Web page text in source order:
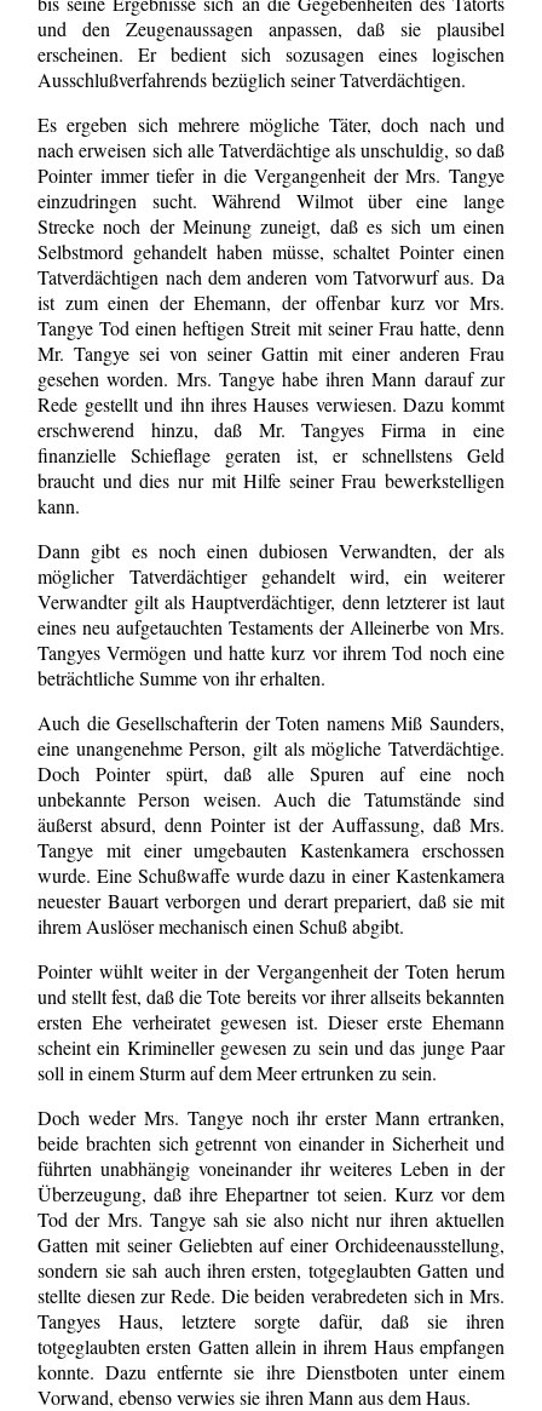
und den Zeugenaussagen anpassen, daß sie plausibel
erscheinen. Er bedient sich sozusagen eines logischen
Ausschlußverfahrends bezüglich seiner Tatverdächtigen.
Es ergeben sich mehrere mögliche Täter, doch nach und
nach erweisen sich alle Tatverdächtige als unschuldig, so daß
Pointer immer tiefer in die Vergangenheit der Mrs. Tangye
einzudringen sucht. Während Wilmot über eine lange
Strecke noch der Meinung zuneigt, daß es sich um einen
Selbstmord gehandelt haben müsse, schaltet Pointer einen
Tatverdächtigen nach dem anderen vom Tatvorwurf aus. Da
ist zum einen der Ehemann, der offenbar kurz vor Mrs.
Tangye Tod einen heftigen Streit mit seiner Frau hatte, denn
Mr. Tangye sei von seiner Gattin mit einer anderen Frau
gesehen worden. Mrs. Tangye habe ihren Mann darauf zur
Rede gestellt und ihn ihres Hauses verwiesen. Dazu kommt
erschwerend hinzu, daß Mr. Tangyes Firma in eine
finanzielle Schieflage geraten ist, er schnellstens Geld
braucht und dies nur mit Hilfe seiner Frau bewerkstelligen
kann.
Dann gibt es noch einen dubiosen Verwandten, der als
möglicher Tatverdächtiger gehandelt wird, ein weiterer
Verwandter gilt als Hauptverdächtiger, denn letzterer ist laut
eines neu aufgetauchten Testaments der Alleinerbe von Mrs.
Tangyes Vermögen und hatte kurz vor ihrem Tod noch eine
beträchtliche Summe von ihr erhalten.
Auch die Gesellschafterin der Toten namens Miß Saunders,
eine unangenehme Person, gilt als mögliche Tatverdächtige.
Doch Pointer spürt, daß alle Spuren auf eine noch
unbekannte Person weisen. Auch die Tatumstände sind
äußerst absurd, denn Pointer ist der Auffassung, daß Mrs.
Tangye mit einer umgebauten Kastenkamera erschossen
wurde. Eine Schußwaffe wurde dazu in einer Kastenkamera
neuester Bauart verborgen und derart prepariert, daß sie mit
ihrem Auslöser mechanisch einen Schuß abgibt.
Pointer wühlt weiter in der Vergangenheit der Toten herum
und stellt fest, daß die Tote bereits vor ihrer allseits bekannten
ersten Ehe verheiratet gewesen ist. Dieser erste Ehemann
scheint ein Krimineller gewesen zu sein und das junge Paar
soll in einem Sturm auf dem Meer ertrunken zu sein.
Doch weder Mrs. Tangye noch ihr erster Mann ertranken,
beide brachten sich getrennt von einander in Sicherheit und
führten unabhängig voneinander ihr weiteres Leben in der
Überzeugung, daß ihre Ehepartner tot seien. Kurz vor dem
Tod der Mrs. Tangye sah sie also nicht nur ihren aktuellen
Gatten mit seiner Geliebten auf einer Orchideenausstellung,
sondern sie sah auch ihren ersten, totgeglaubten Gatten und
stellte diesen zur Rede. Die beiden verabredeten sich in Mrs.
Tangyes Haus, letztere sorgte dafür, daß sie ihren
totgeglaubten ersten Gatten allein in ihrem Haus empfangen
konnte. Dazu entfernte sie ihre Dienstboten unter einem
Vorwand, ebenso verwies sie ihren Mann aus dem Haus.